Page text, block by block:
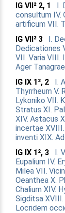
IG VII² 2, 1
I.
consultum IV.
artificum VII.
IG VII² 3
I.
Dedicationes
VII. Varia VIII.
Ager
IG IX 1², 2
I.
Thyrrheum V.
Lykoniko VII.
Stratus XI.
XIV. Astacus
incertae
inventi XIX.
IG IX 1², 3
I.
Eupalium IV.
Milea VII.
Oeanthea X.
Chalium XIV.
Sigditsa
Locridem